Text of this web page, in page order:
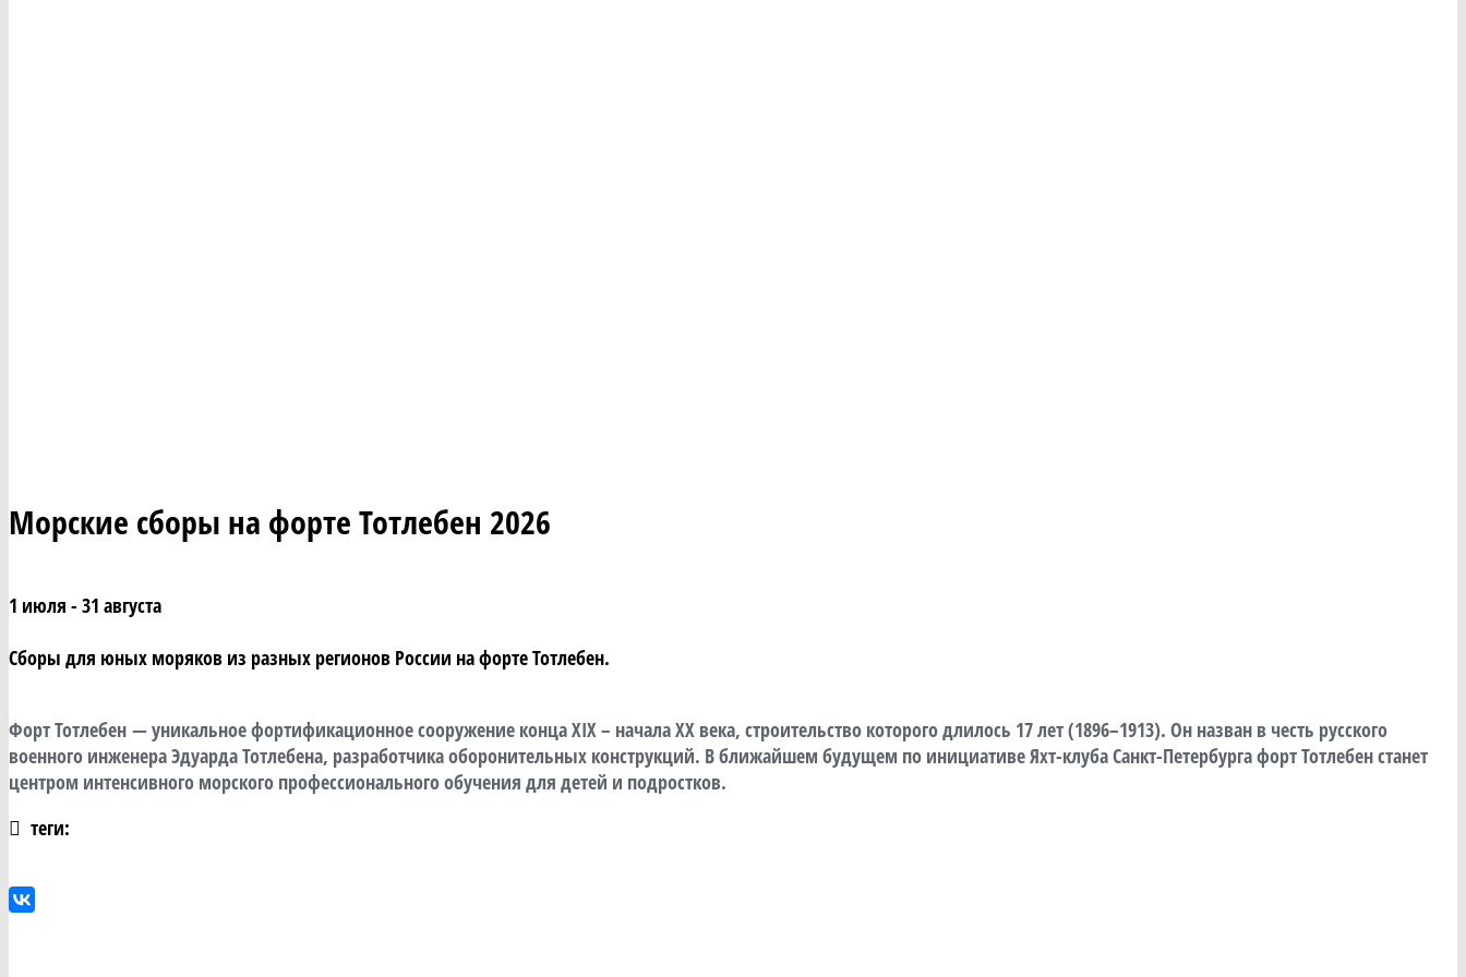
Морские сборы на форте Тотлебен 2026
1 июля - 31 августа
Сборы для юных моряков из разных регионов России на форте Тотлебен.
Форт Тотлебен — уникальное фортификационное сооружение конца XIX – начала XX века, строительство которого длилось 17 лет (1896–1913). Он назван в честь русского
военного инженера Эдуарда Тотлебена, разработчика оборонительных конструкций. В ближайшем будущем по инициативе Яхт-клуба Санкт-Петербурга форт Тотлебен станет
центром интенсивного морского профессионального обучения для детей и подростков.
теги: